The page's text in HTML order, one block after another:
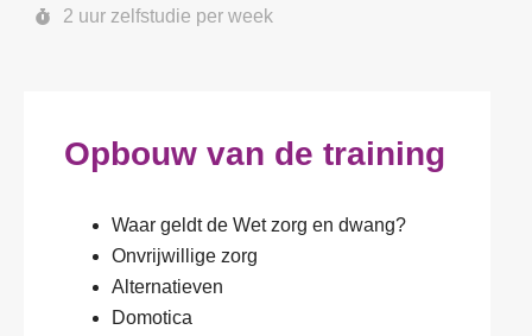
2 uur zelfstudie per week
Opbouw van de training
Waar geldt de Wet zorg en dwang?
Onvrijwillige zorg
Alternatieven
Domotica